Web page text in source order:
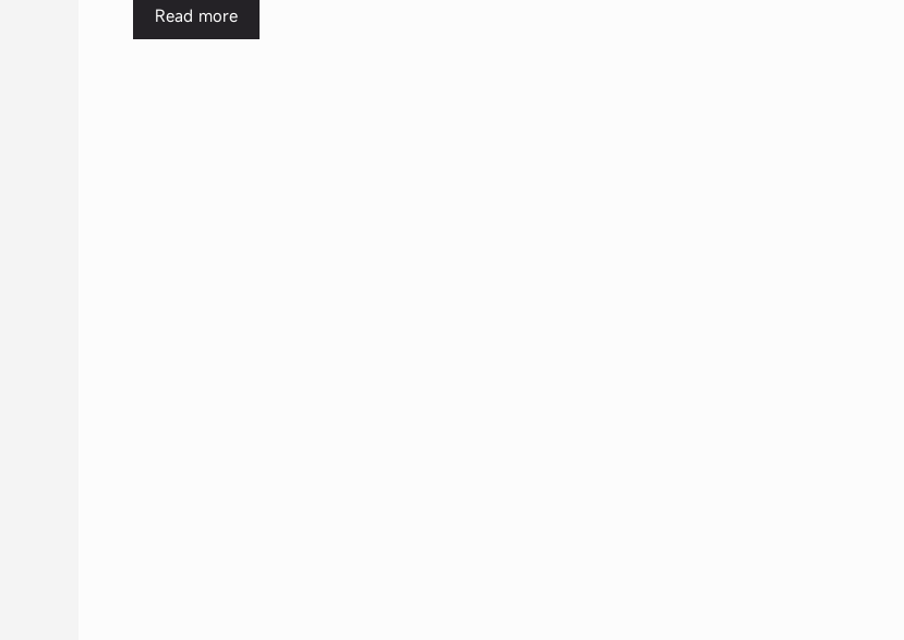
Read more